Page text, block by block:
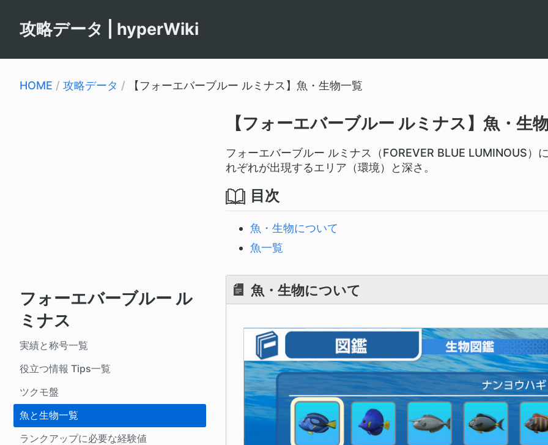
攻略データ | hyperWiki
HOME / 攻略データ / 【フォーエバーブルー ルミナス】魚・生物一覧
フォーエバーブルー ル
ミナス
実績と称号一覧
役立つ情報 Tips一覧
ツクモ盤
魚と生物一覧
ランクアップに必要な経験値
【フォーエバーブルー ルミナス】魚・生
フォーエバーブルー ルミナス（FOREVER BLUE LUMINOUS）
れぞれが出現するエリア（環境）と深さ。
目次
魚・生物について
魚一覧
魚・生物について